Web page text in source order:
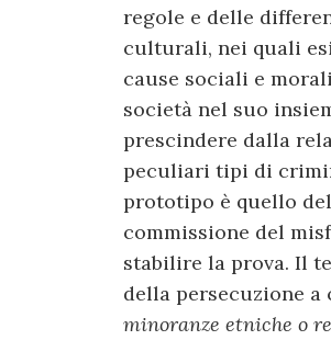
regole e delle
culturali, nei quali
cause sociali e
società nel suo
prescindere dalla
peculiari tipi di
prototipo è quello
commissione del
stabilire la prova. Il
della persecuzione a
minoranze etniche o